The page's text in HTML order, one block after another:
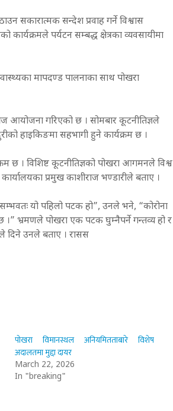
सकारात्मक सन्देश प्रवाह गर्ने विश्वास
पर्यटन सम्बद्ध क्षेत्रका व्यवसायीमा
मापदण्ड पालनाका साथ पोखरा
आयोजना गरिएको छ । सोमबार कूटनीतिज्ञले
हाइकिङमा सहभागी हुने कार्यक्रम छ ।
छ । विशिष्ट कूटनीतिज्ञको पोखरा आगमनले विश्व
प्रमुख काशीराज भण्डारीले बताए ।
यो पहिलो पटक हो”, उनले भने, “कोरोना
।” भ्रमणले पोखरा एक पटक घुम्नैपर्ने गन्तव्य हो र
दिने उनले बताए । रासस
पोखरा विमानस्थल अनियमितताबारे विशेष
अदालतमा मुद्दा दायर
March 22, 2026
In "breaking"